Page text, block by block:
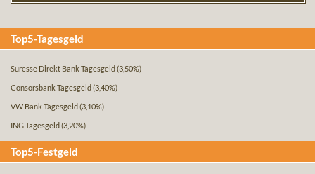
Top5-Tagesgeld
Suresse Direkt Bank Tagesgeld (3,50%)
Consorsbank Tagesgeld (3,40%)
VW Bank Tagesgeld (3,10%)
ING Tagesgeld (3,20%)
Top5-Festgeld